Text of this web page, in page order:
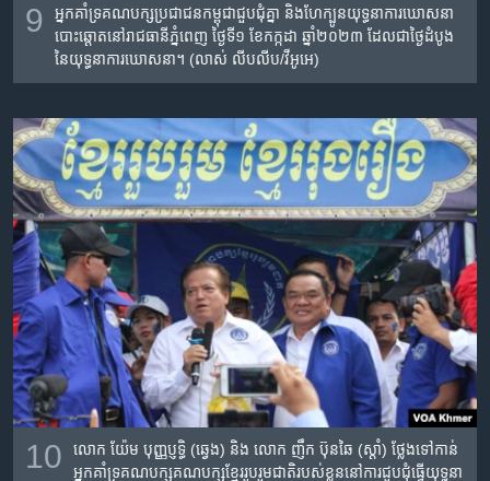
9
អ្នកគាំទ្រគណបក្សប្រជាជនកម្ពុជា​ជួបជុំ​គ្នា និងហែក្បូន​យុទ្ធនាការឃោសនា
បោះឆ្តោតនៅរាជធានី​ភ្នំពេញ ថ្ងៃទី១ ខែកក្កដា ឆ្នាំ២០២៣ ដែលជាថ្ងៃ​ដំបូង​
នៃ​យុទ្ធនាការ​ឃោសនា។ (លាស់ លីបលីប/វីអូអេ)
10
លោក យ៉ែម បុញ្ញប្ញទ្ធិ (ឆ្វេង) និង លោក ញឹក ប៊ុនឆៃ (ស្តាំ) ថ្លែងទៅកាន់​
អ្នកគាំទ្រ​គណបក្សគណបក្ស​ខ្មែរ​រួប​រួម​ជាតិរបស់ខ្លូន​នៅការជួបជុំធ្វើយុទ្ធនា